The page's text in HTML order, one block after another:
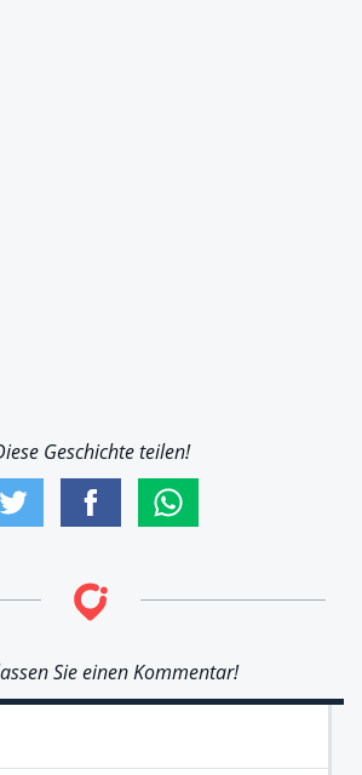
Geschichte teilen!
Sie einen Kommentar!